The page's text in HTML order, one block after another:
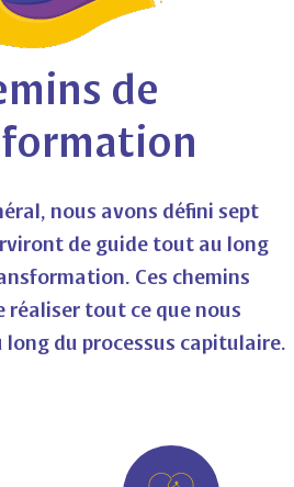
de
nous avons défini sept
de guide tout au long
Ces chemins
tout ce que nous
du processus capitulaire.